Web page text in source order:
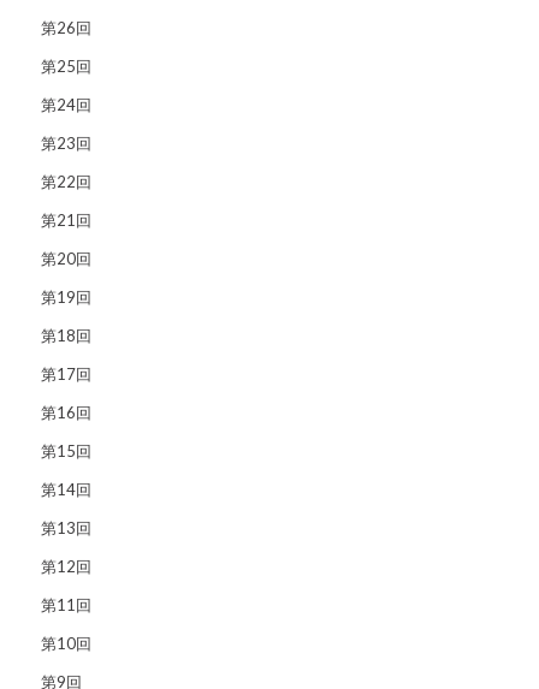
第26回
第25回
第24回
第23回
第22回
第21回
第20回
第19回
第18回
第17回
第16回
第15回
第14回
第13回
第12回
第11回
第10回
第9回